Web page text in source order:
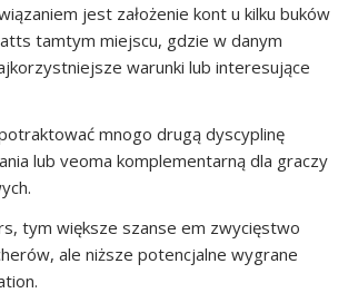
jest założenie kont u kilku buków
tamtym miejscu, gdzie w danym
warunki lub interesujące
mnogo drugą dyscyplinę
lub veoma komplementarną dla graczy
tym większe szanse em zwycięstwo
ale niższe potencjalne wygrane